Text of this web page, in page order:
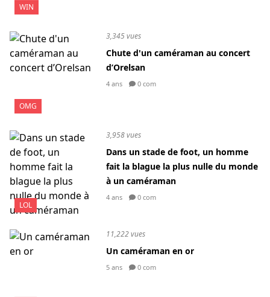
WIN
OMG
3,345 vues
Chute d'un caméraman au concert
d’Orelsan
4 ans 0 com
LOL
3,958 vues
Dans un stade de foot, un homme
fait la blague la plus nulle du monde
à un caméraman
4 ans 0 com
11,222 vues
Un caméraman en or
5 ans 0 com